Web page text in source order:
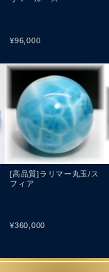
¥96,000
[高品質]ラリマー丸玉/ス
フィア
¥360,000